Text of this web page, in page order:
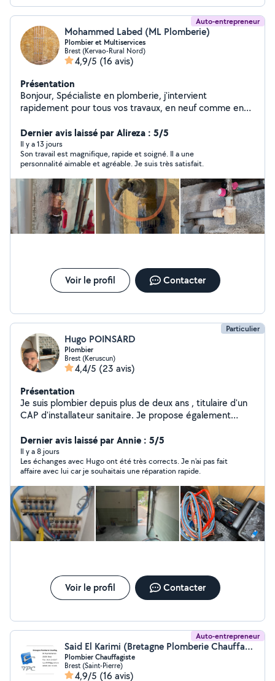
Auto-entrepreneur
Mohammed Labed (ML Plomberie)
Plombier et Multiservices
Brest (Kervao-Rural Nord)
4,9/5 (16 avis)
Présentation
Bonjour, Spécialiste en plomberie, j'intervient
rapidement pour tous vos travaux, en neuf comme en
expertise au service des particuliers et des
professionnels. Les services proposés: Dépannage
plomberie (fuite d'eau, canalisation bouchée)
Installation sanitaire (lavabo, douche, WC, chauffe-eau)
Rénovation de salle de bain Entretien et remplacement
de chauffe-eau Détection et réparation de fuites
Installation de systèmes de chauffage. Je suis
disponible aussi pour monter des meubles ou des
travaux de jardinage A bientôt.
Dernier avis laissé par Alireza : 5/5
Il y a 13 jours
Son travail est magnifique, rapide et soigné. Il a une
personnalité aimable et agréable. Je suis très satisfait.
Voir le profil Contacter
Particulier
Hugo POINSARD
Plombier
Brest (Keruscun)
4,4/5 (23 avis)
Présentation
Je suis plombier depuis plus de deux ans , titulaire d'un
CAP d'installateur sanitaire. Je propose également
bricolage en tout genre.
Dernier avis laissé par Annie : 5/5
Il y a 8 jours
Les échanges avec Hugo ont été très corrects. Je n'ai pas fait
affaire avec lui car je souhaitais une réparation rapide.
Voir le profil Contacter
Auto-entrepreneur
Said El Karimi (Bretagne Plomberie Chauffage)
Plombier Chauffagiste
Brest (Saint-Pierre)
4,9/5 (16 avis)